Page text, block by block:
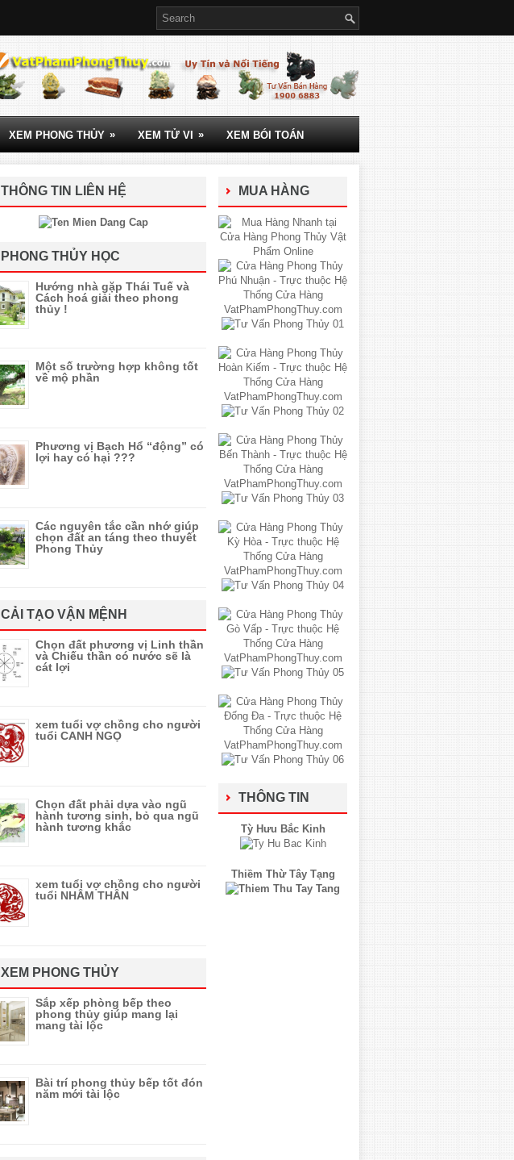
XEM PHONG THỦY » XEM TỬ VI » XEM BÓI TOÁN
THÔNG TIN LIÊN HỆ
PHONG THỦY HỌC
Hướng nhà gặp Thái Tuế và
Cách hoá giải theo phong
thủy !
Một số trường hợp không tốt
về mộ phần
Phương vị Bạch Hổ “động” có
lợi hay có hại ???
Các nguyên tắc cần nhớ giúp
chọn đất an táng theo thuyết
Phong Thủy
CẢI TẠO VẬN MỆNH
Chọn đất phương vị Linh thần
và Chiếu thần có nước sẽ là
cát lợi
xem tuổi vợ chồng cho người
tuổi CANH NGỌ
Chọn đất phải dựa vào ngũ
hành tương sinh, bỏ qua ngũ
hành tương khắc
xem tuổi vợ chồng cho người
tuổi NHÂM THÂN
XEM PHONG THỦY
Sắp xếp phòng bếp theo
phong thủy giúp mang lại
mang tài lộc
Bài trí phong thủy bếp tốt đón
năm mới tài lộc
MUA HÀNG
THÔNG TIN
Tỳ Hưu Bắc Kinh
Thiềm Thừ Tây Tạng